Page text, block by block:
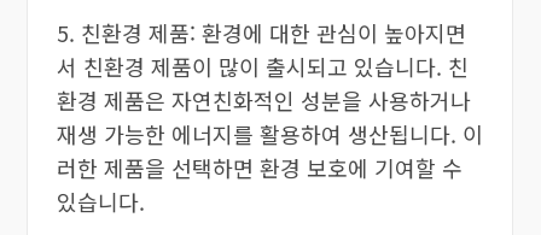
5. 친환경 제품: 환경에 대한 관심이 높아지면
서 친환경 제품이 많이 출시되고 있습니다. 친
환경 제품은 자연친화적인 성분을 사용하거나
재생 가능한 에너지를 활용하여 생산됩니다. 이
러한 제품을 선택하면 환경 보호에 기여할 수
있습니다.